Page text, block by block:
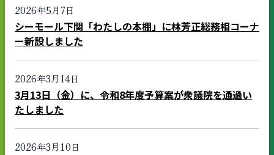
2026年5月7日
シーモール下関「わたしの本棚」に林芳正総務相コーナ
ー新設しました
2026年3月14日
3月13日（金）に、令和8年度予算案が衆議院を通過い
たしました
2026年3月10日